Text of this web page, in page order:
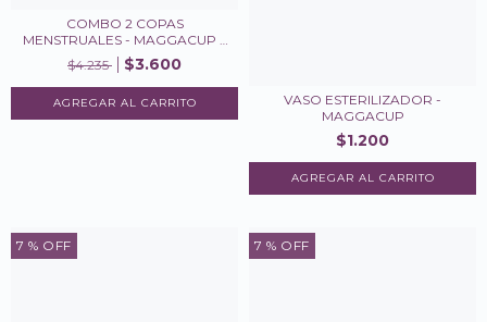
COMBO 2 COPAS
MENSTRUALES - MAGGACUP +
2...
$4.235 $3.600
VASO ESTERILIZADOR -
MAGGACUP
$1.200
7 % OFF 7 % OFF